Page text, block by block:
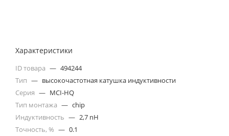
Характеристики
ID товара — 494244
Тип — высокочастотная катушка индуктивности
Серия — MCI-HQ
Тип монтажа — chip
Индуктивность — 2,7 nH
Точность, % — 0.1